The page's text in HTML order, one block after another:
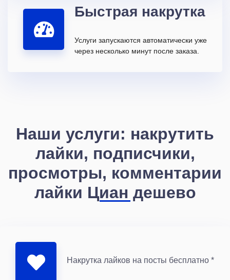
Быстрая накрутка
Услуги запускаются автоматически уже
через несколько минут после заказа.
Наши услуги: накрутить
лайки, подписчики,
просмотры, комментарии
лайки Циан дешево
Накрутка лайков на посты бесплатно *